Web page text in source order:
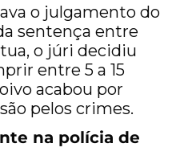
o julgamento do
sentença entre
o júri decidiu
entre 5 a 15
acabou por
pelos crimes.
na polícia de